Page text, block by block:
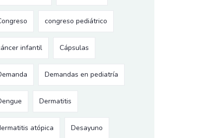
congreso pediátrico
infantil Cápsulas
Demandas en pediatría
Dermatitis
atópica Desayuno